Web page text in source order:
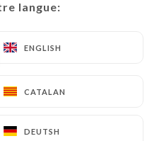
langue:
ENGLISH
CATALAN
DEUTSH
langue:
ENGLISH
CATALAN
DEUTSH